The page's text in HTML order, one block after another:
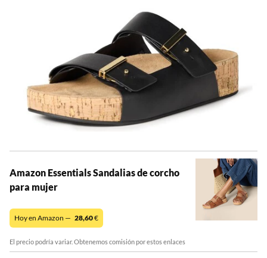
Amazon Essentials Sandalias de corcho
para mujer
Hoy en Amazon — 28,60€
El precio podría variar. Obtenemos comisión por estos enlaces